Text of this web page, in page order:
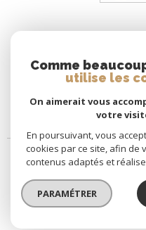
© 2026 | Tous droits
Nos Honoraires
Plan Du Site
Comme
utilise les
On aimerait vous
votre
En poursuivant, vous
cookies par ce site, afin de
contenus adaptés et
PARAMÉTRER